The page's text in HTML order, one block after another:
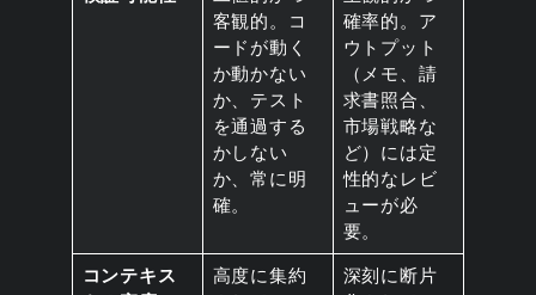
客観的。コ
ードが動く
か動かない
か、テスト
を通過する
かしない
か、常に明
確。
確率的。ア
ウトプット
（メモ、請
求書照合、
市場戦略な
ど）には定
性的なレビ
ューが必
要。
コンテキス
高度に集約
深刻に断片